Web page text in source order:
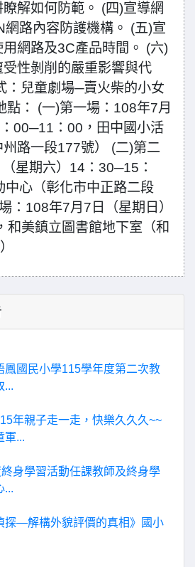
解如何防範。 (四)宣導網
網路內容防護機構。 (五)宣
網路及3C產品時間。 (六)
性剝削的嚴重影響與代
：兒童劇場─賣火柴的小女
點： (一)第一場：108年7月
00─11：00，田中國小活
路一段177號） (二)第二
星期六）14：30─15：
中心（彰化市中正路二段
：108年7月7日（星期日）
美鎮立圖書館地下室（和
鳳國民小學115學年度第二次教
...
年親子走一走，快樂久久久~~
軍...
身學習活動任課教師及終身學
...
探—解構外貌評價的真相》國小